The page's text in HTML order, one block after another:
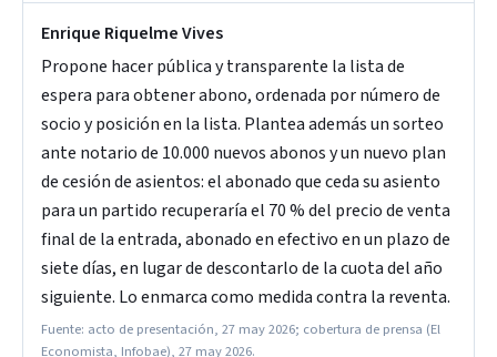
Enrique Riquelme Vives
Propone hacer pública y transparente la lista de
espera para obtener abono, ordenada por número de
socio y posición en la lista. Plantea además un sorteo
ante notario de 10.000 nuevos abonos y un nuevo plan
de cesión de asientos: el abonado que ceda su asiento
para un partido recuperaría el 70 % del precio de venta
final de la entrada, abonado en efectivo en un plazo de
siete días, en lugar de descontarlo de la cuota del año
siguiente. Lo enmarca como medida contra la reventa.
Fuente: acto de presentación, 27 may 2026; cobertura de prensa (El
Economista, Infobae), 27 may 2026.